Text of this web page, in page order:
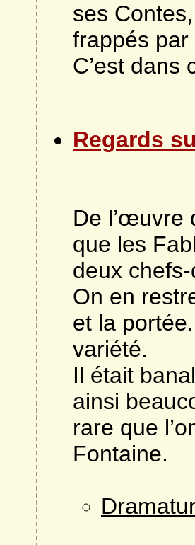
ses
frappés
C’est dans
Regards
De l’œuvre
que les
deux
On en
et la
variété.
Il était
ainsi
rare que
Fontaine.